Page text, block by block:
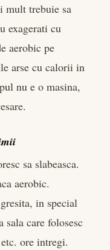
mult trebuie sa
exagerati cu
aerobic pe
arse cu calorii in
nu e o masina,
sa slabeasca.
aerobic.
in special
sala care folosesc
ore intregi.